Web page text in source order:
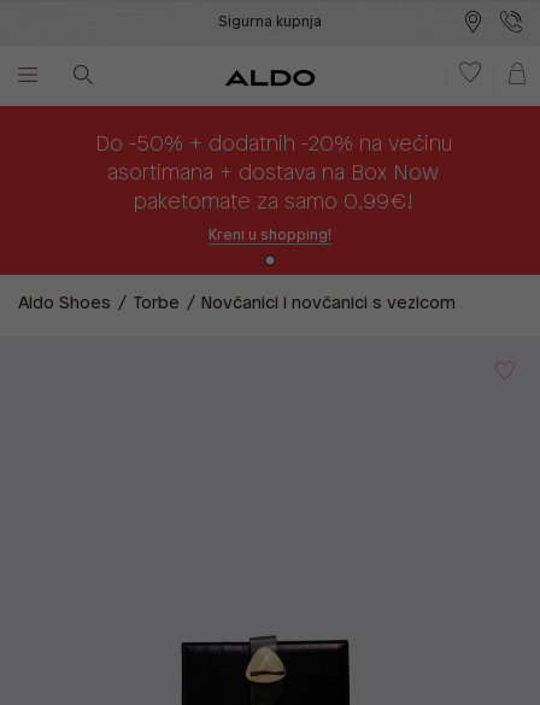
Sigurna kupnja
Do -50% + dodatnih -20% na većinu
asortimana + dostava na Box Now
paketomate za samo 0,99€!
Kreni u shopping!
Aldo Shoes Torbe Novčanici i novčanici s vezicom